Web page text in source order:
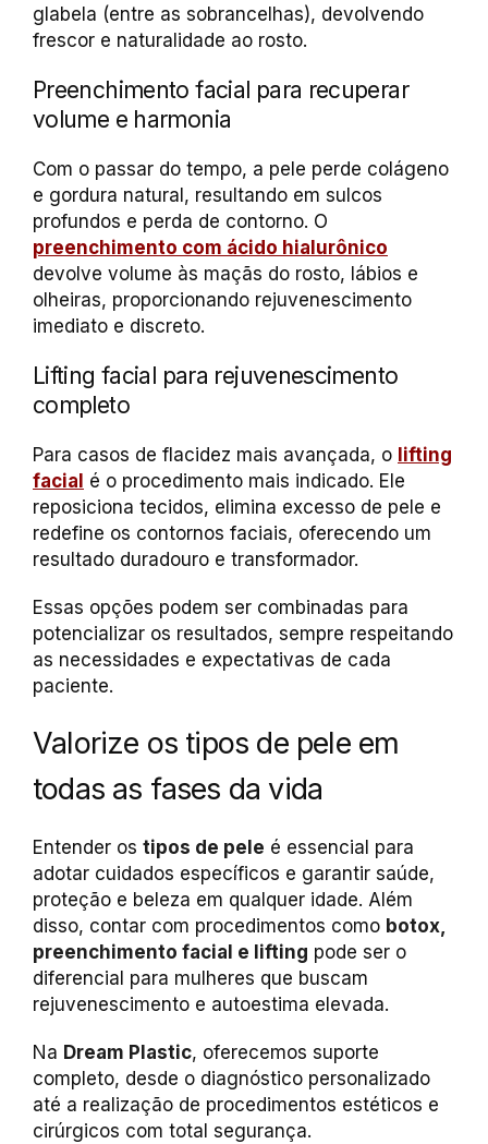
glabela (entre as sobrancelhas), devolvendo
frescor e naturalidade ao rosto.
Preenchimento facial para recuperar
volume e harmonia
Com o passar do tempo, a pele perde colágeno
e gordura natural, resultando em sulcos
profundos e perda de contorno. O
preenchimento com ácido hialurônico
devolve volume às maçãs do rosto, lábios e
olheiras, proporcionando rejuvenescimento
imediato e discreto.
Lifting facial para rejuvenescimento
completo
Para casos de flacidez mais avançada, o lifting
facial é o procedimento mais indicado. Ele
reposiciona tecidos, elimina excesso de pele e
redefine os contornos faciais, oferecendo um
resultado duradouro e transformador.
Essas opções podem ser combinadas para
potencializar os resultados, sempre respeitando
as necessidades e expectativas de cada
paciente.
Valorize os tipos de pele em
todas as fases da vida
Entender os tipos de pele é essencial para
adotar cuidados específicos e garantir saúde,
proteção e beleza em qualquer idade. Além
disso, contar com procedimentos como botox,
preenchimento facial e lifting pode ser o
diferencial para mulheres que buscam
rejuvenescimento e autoestima elevada.
Na Dream Plastic, oferecemos suporte
completo, desde o diagnóstico personalizado
até a realização de procedimentos estéticos e
cirúrgicos com total segurança.